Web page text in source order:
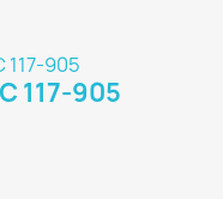
117-905